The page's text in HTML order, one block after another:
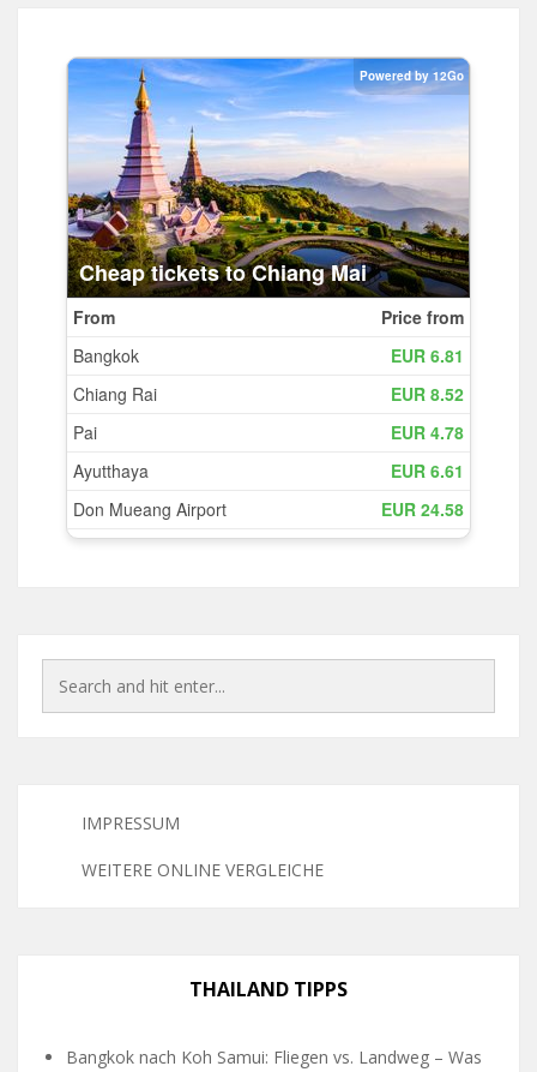
IMPRESSUM
WEITERE ONLINE VERGLEICHE
THAILAND TIPPS
Bangkok nach Koh Samui: Fliegen vs. Landweg – Was